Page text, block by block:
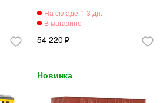
54 220